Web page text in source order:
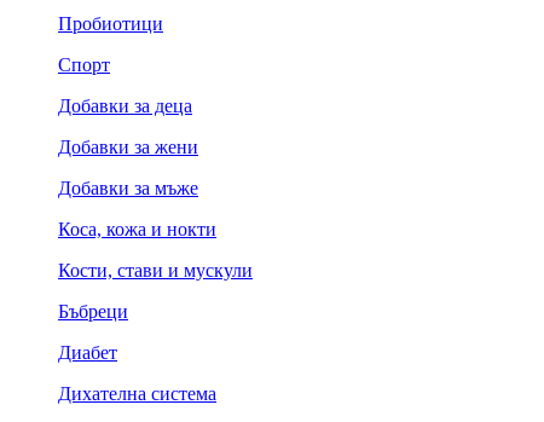
Пробиотици
Спорт
Добавки за деца
Добавки за жени
Добавки за мъже
Коса, кожа и нокти
Кости, стави и мускули
Бъбреци
Диабет
Дихателна система